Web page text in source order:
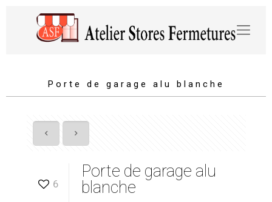
Porte de garage alu blanche
6
Porte de garage alu
blanche